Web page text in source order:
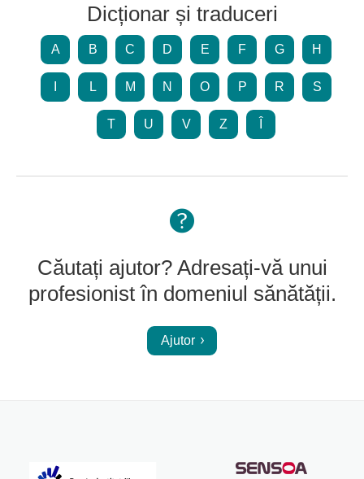
Dicționar și traduceri
A B C D E F G H
L M N O P R S
T U V Z
Căutați ajutor? Adresați-vă unui
profesionist în domeniul sănătății.
Ajutor